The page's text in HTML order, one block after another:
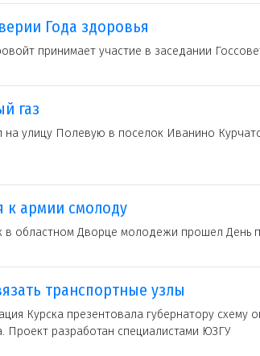
Года здоровья
принимает участие в заседании
газ
на улицу Полевую в поселок Иванино
к армии смолоду
в областном Дворце молодежи прошел День
транспортные узлы
Курска презентовала губернатору схему
Проект разработан специалистами ЮЗГУ